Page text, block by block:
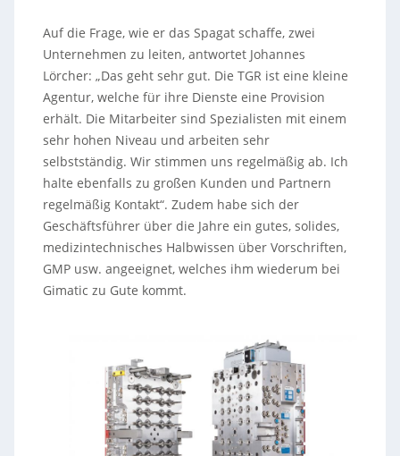
Auf die Frage, wie er das Spagat schaffe, zwei
Unternehmen zu leiten, antwortet Johannes
Lörcher: „Das geht sehr gut. Die TGR ist eine kleine
Agentur, welche für ihre Dienste eine Provision
erhält. Die Mitarbeiter sind Spezialisten mit einem
sehr hohen Niveau und arbeiten sehr
selbstständig. Wir stimmen uns regelmäßig ab. Ich
halte ebenfalls zu großen Kunden und Partnern
regelmäßig Kontakt“. Zudem habe sich der
Geschäftsführer über die Jahre ein gutes, solides,
medizintechnisches Halbwissen über Vorschriften,
GMP usw. angeeignet, welches ihm wiederum bei
Gimatic zu Gute kommt.